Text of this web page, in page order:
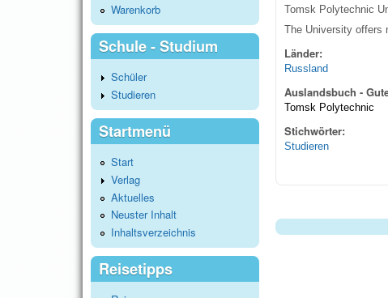
Tomsk Polytechnic
The University offers
Länder:
Russland
Auslandsbuch -
Tomsk Polytechnic
Stichwörter:
Studieren
Warenkorb
Schule - Studium
Schüler
Studieren
Startmenü
Start
Verlag
Aktuelles
Neuster Inhalt
Inhaltsverzeichnis
Reisetipps